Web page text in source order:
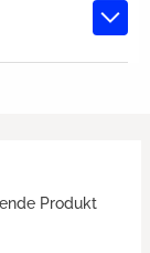
Produkt